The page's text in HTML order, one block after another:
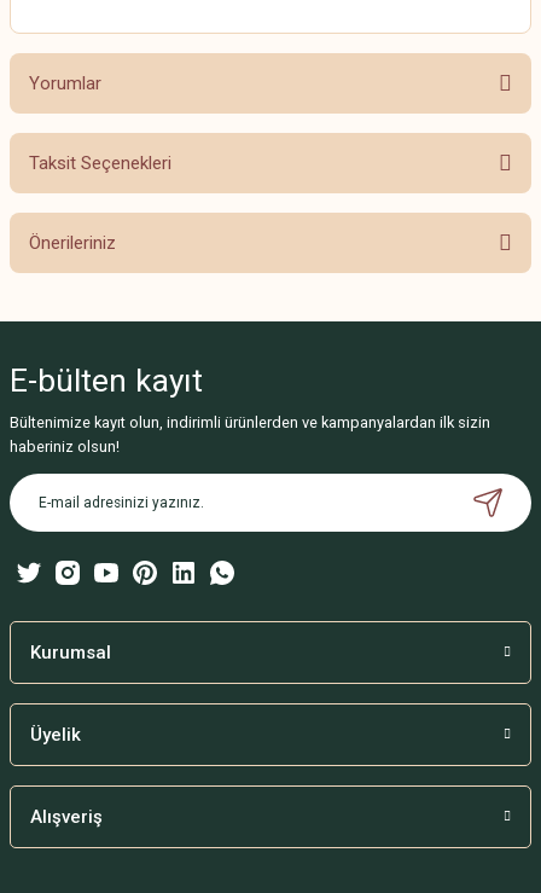
Yorumlar
Bu ürüne ilk yorumu siz yapın!
Taksit Seçenekleri
Önerileriniz
Görüş ve önerileriniz için teşekkür ederiz.
Ürün resmi kalitesiz, bozuk veya görüntülenemiyor.
Ürün açıklamasında eksik bilgiler bulunuyor.
Ürün bilgilerinde hatalar bulunuyor.
Bu ürüne benzer farklı alternatifler olmalı.
E-bülten kayıt
Bültenimize kayıt olun, indirimli ürünlerden ve kampanyalardan ilk sizin
haberiniz olsun!
Kurumsal
Üyelik
Alışveriş